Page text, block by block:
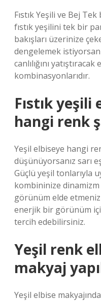
Fıstık Yeşili ve Bej
fıstık yeşilini tek bir
bakışları üzerinize
dengelemek
canlılığını
kombinasyonlarıdır.
Fıstık
hangi renk
Yeşil elbiseye hangi
düşünüyorsanız sarı
Güçlü yeşil tonlarıyla
kombininize
görünüm elde
enerjik bir görünüm
tercih edebilirsiniz.
Yeşil renk
makyaj
Yeşil elbise